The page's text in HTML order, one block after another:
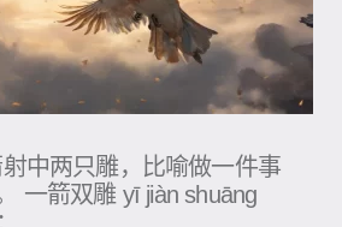
中两只雕，比喻做一件事
一箭双雕 yī jiàn shuāng